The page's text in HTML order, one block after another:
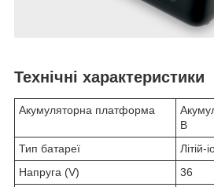
Технічні характеристики
Акумуляторна платформа
В
Тип батареї
Напруга (V)
36